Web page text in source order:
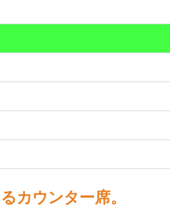
カウンター席。